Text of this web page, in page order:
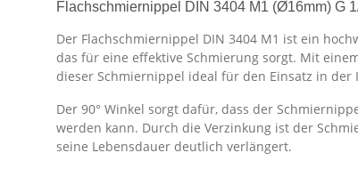
Flachschmiernippel DIN 3404 M1 (Ø16mm) G
Der Flachschmiernippel DIN 3404 M1 ist ein
das für eine effektive Schmierung sorgt. Mit
dieser Schmiernippel ideal für den Einsatz in
Der 90° Winkel sorgt dafür, dass der
werden kann. Durch die Verzinkung ist der
seine Lebensdauer deutlich verlängert.